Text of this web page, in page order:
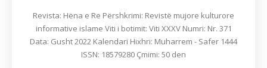
Revista: Hëna e Re Përshkrimi: Revistë mujore kulturore
informative islame Viti i botimit: Viti XXXV Numri: Nr. 371
Data: Gusht 2022 Kalendari Hixhri: Muharrem - Safer 1444
ISSN: 18579280 Çmimi: 50 den